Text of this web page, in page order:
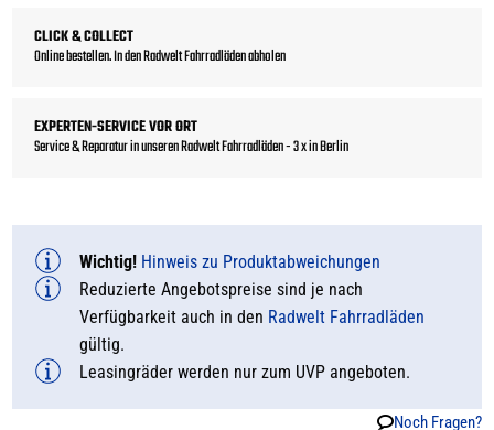
CLICK & COLLECT
Online bestellen. In den Radwelt Fahrradläden abholen
EXPERTEN-SERVICE VOR ORT
Service & Reparatur in unseren Radwelt Fahrradläden - 3 x in Berlin
Wichtig! Hinweis zu Produktabweichungen
Reduzierte Angebotspreise sind je nach
Verfügbarkeit auch in den Radwelt Fahrradläden
gültig.
Leasingräder werden nur zum UVP angeboten.
Noch Fragen?